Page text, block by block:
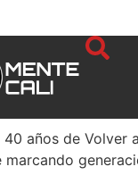
40 años de Volver
marcando